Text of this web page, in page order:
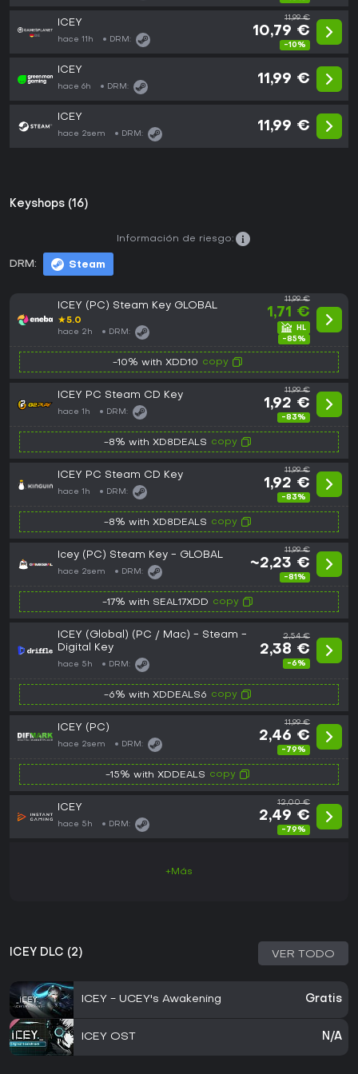
ICEY
hace 11h DRM:
11,99 €
10,79 €
-10%
ICEY
hace 6h DRM:
11,99 €
ICEY
hace 2sem DRM:
11,99 €
Keyshops (16)
DRM: Steam
Información de riesgo:
ICEY (PC) Steam Key GLOBAL
★5.0
hace 2h DRM:
11,99 €
1,71 €
-85%
-10% with XDD10 copy
ICEY PC Steam CD Key
hace 1h DRM:
11,99 €
1,92 €
-83%
-8% with XD8DEALS copy
ICEY PC Steam CD Key
hace 1h DRM:
11,99 €
1,92 €
-83%
-8% with XD8DEALS copy
Icey (PC) Steam Key - GLOBAL
hace 2sem DRM:
11,99 €
~2,23 €
-81%
-17% with SEAL17XDD copy
ICEY (Global) (PC / Mac) - Steam -
Digital Key
hace 5h DRM:
2,54 €
2,38 €
-6%
-6% with XDDEALS6 copy
ICEY (PC)
hace 2sem DRM:
11,99 €
2,46 €
-79%
-15% with XDDEALS copy
ICEY
hace 5h DRM:
12,00 €
2,49 €
-79%
+Más
ICEY DLC (2) VER TODO
ICEY - UCEY's Awakening Gratis
ICEY OST N/A